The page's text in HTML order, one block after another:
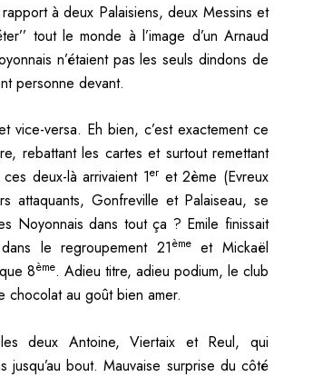
à deux Palaisiens, deux Messins et
tout le monde à l’image d’un Arnaud
n’étaient pas les seuls dindons de
personne devant.
vice-versa. Eh bien, c’est exactement ce
rebattant les cartes et surtout remettant
deux-là arrivaient 1er et 2ème (Evreux
attaquants, Gonfreville et Palaiseau, se
Noyonnais dans tout ça ? Emile finissait
le regroupement 21èmeet Mickaël
8ème. Adieu titre, adieu podium, le club
chocolat au goût bien amer.
deux Antoine, Viertaix et Reul, qui
jusqu’au bout. Mauvaise surprise du côté